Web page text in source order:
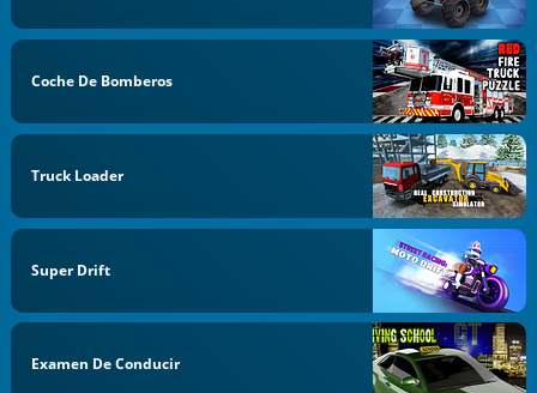
Coche De Bomberos
Truck Loader
Super Drift
Examen De Conducir